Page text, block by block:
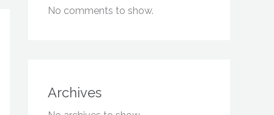
No comments to show.
Archives